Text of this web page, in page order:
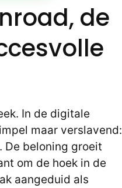
de
In de digitale
maar verslavend:
De beloning groeit
om de hoek in de
aangeduid als